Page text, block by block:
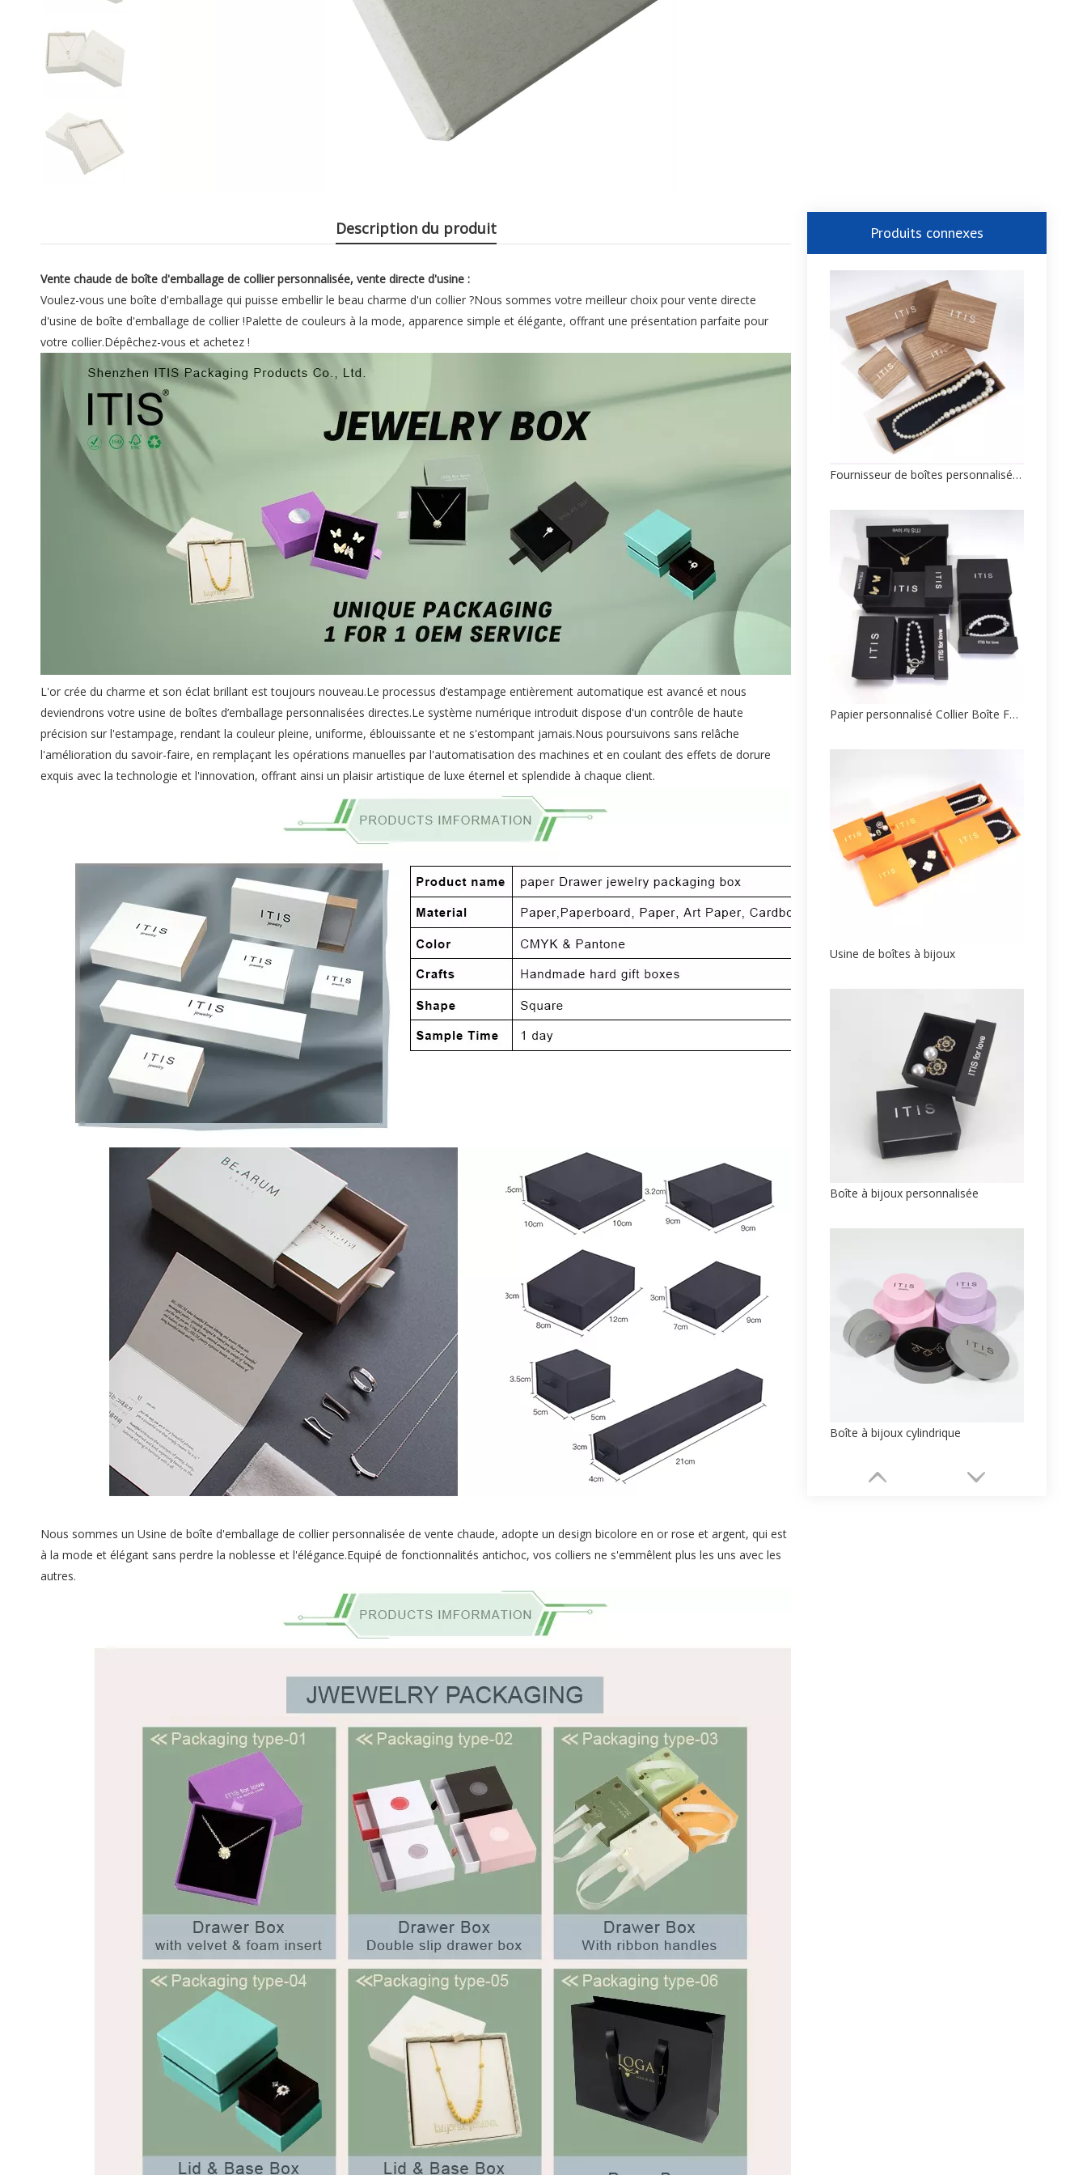
Description du produit
Vente chaude de boîte d'emballage de collier personnalisée, vente directe d'usine :
Voulez-vous une boîte d'emballage qui puisse embellir le beau charme d'un collier ?Nous sommes votre meilleur choix pour vente directe
d'usine de boîte d'emballage de collier !Palette de couleurs à la mode, apparence simple et élégante, offrant une présentation parfaite pour
votre collier.Dépêchez-vous et achetez !
L'or crée du charme et son éclat brillant est toujours nouveau.Le processus d’estampage entièrement automatique est avancé et nous
deviendrons votre usine de boîtes d’emballage personnalisées directes.Le système numérique introduit dispose d'un contrôle de haute
précision sur l'estampage, rendant la couleur pleine, uniforme, éblouissante et ne s'estompant jamais.Nous poursuivons sans relâche
l'amélioration du savoir-faire, en remplaçant les opérations manuelles par l'automatisation des machines et en coulant des effets de dorure
exquis avec la technologie et l'innovation, offrant ainsi un plaisir artistique de luxe éternel et splendide à chaque client.
Nous sommes un Usine de boîte d'emballage de collier personnalisée de vente chaude, adopte un design bicolore en or rose et argent, qui est
à la mode et élégant sans perdre la noblesse et l'élégance.Equipé de fonctionnalités antichoc, vos colliers ne s'emmêlent plus les uns avec les
autres.
Produits connexes
Fournisseur de boîtes personnalisées Collier
Papier personnalisé Collier Boîte Fabricant
Usine de boîtes à bijoux
Boîte à bijoux personnalisée
Boîte à bijoux cylindrique